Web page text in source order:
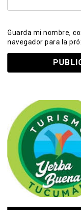
Guarda mi nombre,
navegador para la